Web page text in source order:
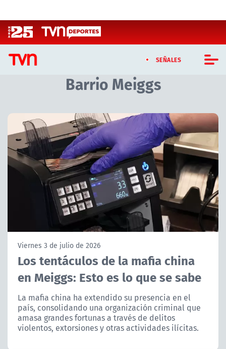
SEÑALES
CASTING MASTERCHEF CHILE
CASTING TVN VERTICAL
TVN VERTICAL
TVN PLAY
PROGRAMAS
TELESERIES
ACTUALIDAD Y TENDENCIAS
CORPORATIVO Y TRANSPARENCIA
CANAL DE DENUNCIAS
Barrio Meiggs
Artículos relacionados con Barrio Meiggs
Viernes 3 de julio de 2026
Los tentáculos de la mafia china
en Meiggs: Esto es lo que se sabe
La mafia china ha extendido su presencia en el
país, consolidando una organización criminal que
amasa grandes fortunas a través de delitos
violentos, extorsiones y otras actividades ilícitas.